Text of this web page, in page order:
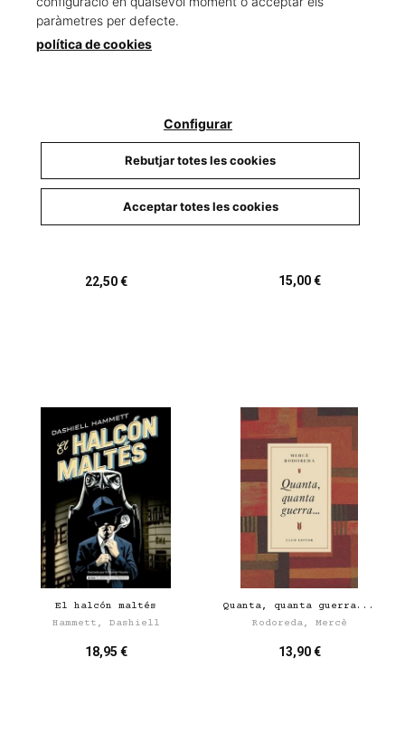
22,50 € 15,00 €
El halcón maltés
Hammett, Dashiell
18,95 €
Quanta, quanta guerra...
Rodoreda, Mercè
13,90 €
paràmetres per defecte.
política de cookies
Configurar
Rebutjar totes les cookies
Acceptar totes les cookies